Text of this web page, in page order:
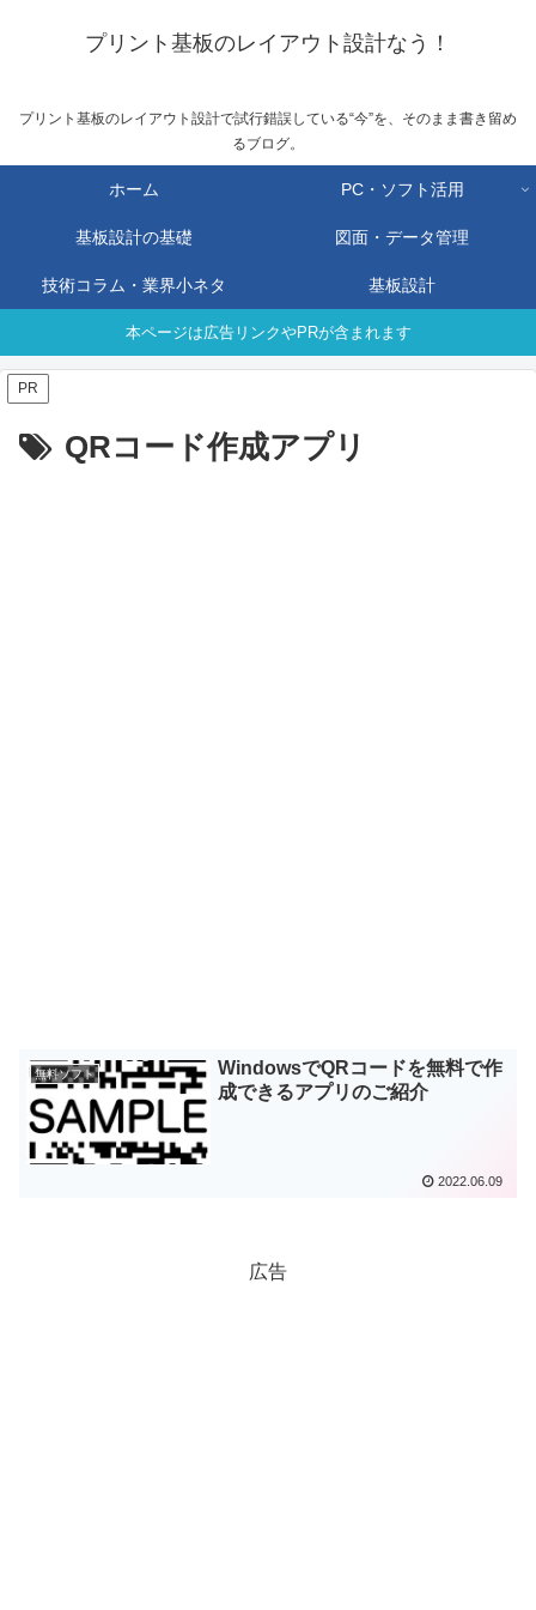
プリント基板のレイアウト設計なう！
プリント基板のレイアウト設計で試行錯誤している“今”を、そのまま書き留め
るブログ。
ホーム PC・ソフト活用
基板設計の基礎 図面・データ管理
技術コラム・業界小ネタ 基板設計
本ページは広告リンクやPRが含まれます
PR
QRコード作成アプリ
無料ソフト
WindowsでQRコードを無料で作
成できるアプリのご紹介
2022.06.09
広告